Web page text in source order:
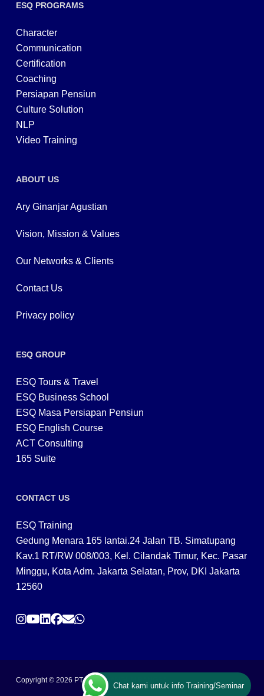
ESQ PROGRAMS
Character
Communication
Certification
Coaching
Persiapan Pensiun
Culture Solution
NLP
Video Training
ABOUT US
Ary Ginanjar Agustian
Vision, Mission & Values
Our Networks & Clients
Contact Us
Privacy policy
ESQ GROUP
ESQ Tours & Travel
ESQ Business School
ESQ Masa Persiapan Pensiun
ESQ English Course
ACT Consulting
165 Suite
CONTACT US
ESQ Training
Gedung Menara 165 lantai.24 Jalan TB. Simatupang
Kav.1 RT/RW 008/003, Kel. Cilandak Timur, Kec. Pasar
Minggu, Kota Adm. Jakarta Selatan, Prov, DKI Jakarta
12560
Copyright © 2026 PT ARGA BANGUN BANGSA
Chat kami untuk info Training/Seminar